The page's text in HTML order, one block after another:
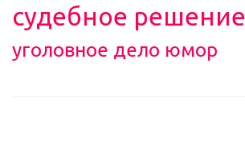
судебное решение
уголовное дело юмор